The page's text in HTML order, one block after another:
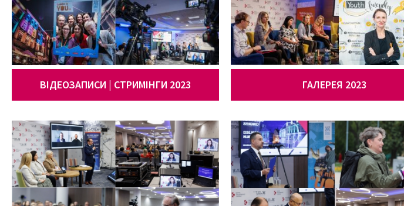
ВІДЕОЗАПИСИ | СТРИМІНГИ 2023 ГАЛЕРЕЯ 2023